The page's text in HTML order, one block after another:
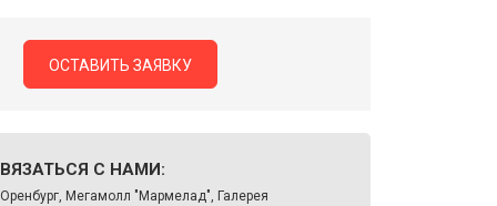
ОСТАВИТЬ ЗАЯВКУ
С НАМИ:
Оренбург, Мегамолл "Мармелад", Галерея